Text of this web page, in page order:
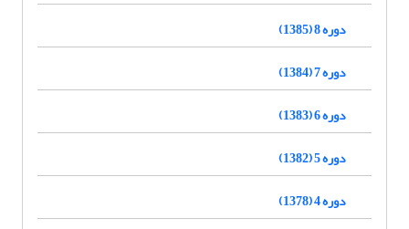
دوره 8 (1385)
دوره 7 (1384)
دوره 6 (1383)
دوره 5 (1382)
دوره 4 (1378)